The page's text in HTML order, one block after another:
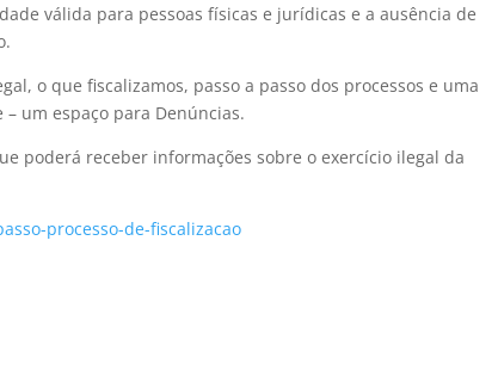
válida para pessoas físicas e jurídicas e a ausência de
o que fiscalizamos, passo a passo dos processos e uma
um espaço para Denúncias.
poderá receber informações sobre o exercício ilegal da
processo-de-fiscalizacao